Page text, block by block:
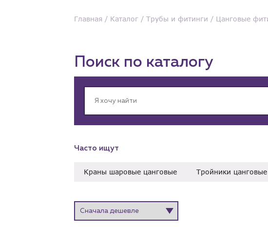
Главная Каталог Трубы и фитинги Цанговые
Поиск по каталогу
Часто ищут
Краны шаровые цанговые Тройники цанговые